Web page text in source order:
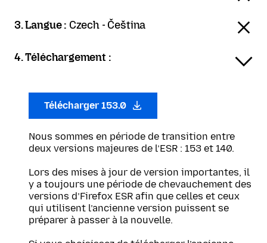
3. Langue : Czech - Čeština
4. Téléchargement :
Télécharger 153.0
Nous sommes en période de transition entre
deux versions majeures de l’ESR : 153 et 140.
Lors des mises à jour de version importantes, il
y a toujours une période de chevauchement des
versions d’Firefox ESR afin que celles et ceux
qui utilisent l’ancienne version puissent se
préparer à passer à la nouvelle.